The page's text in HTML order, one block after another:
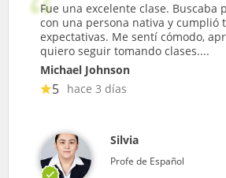
Fue una excelente clase. Buscaba
con una persona nativa y cumplió
expectativas. Me sentí cómodo,
quiero seguir tomando clases....
Michael Johnson
5 hace 3 días
Silvia
Profe de Español